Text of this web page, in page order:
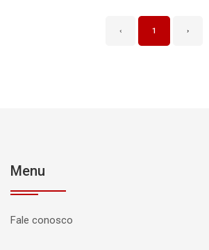
‹ 1 ›
Menu
Fale conosco